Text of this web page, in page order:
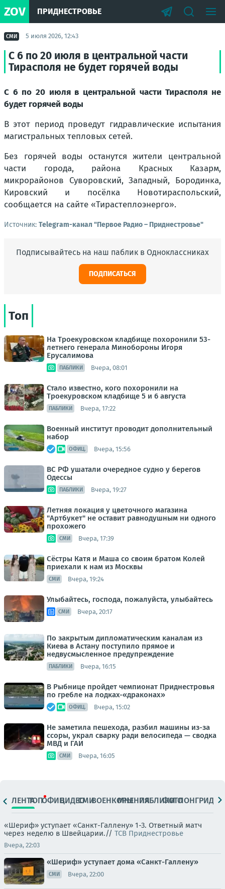
ZOV ПРИДНЕСТРОВЬЕ
СМИ 5 июля 2026, 12:43
С 6 по 20 июля в центральной части
Тирасполя не будет горячей воды
С 6 по 20 июля в центральной части Тирасполя не
будет горячей воды
В этот период проведут гидравлические испытания
магистральных тепловых сетей.
Без горячей воды останутся жители центральной
части города, района Красных Казарм,
микрорайонов Суворовский, Западный, Бородинка,
Кировский и посёлка Новотираспольский,
сообщается на сайте «Тирастеплоэнерго».
Источник: Telegram-канал "Первое Радио – Приднестровье"
Подписывайтесь на наш паблик в Одноклассниках
ПОДПИСАТЬСЯ
Топ
На Троекуровском кладбище похоронили 53-
летнего генерала Минобороны Игоря
Ерусалимова
ПАБЛИКИ Вчера, 08:01
Стало известно, кого похоронили на
Троекуровском кладбище 5 и 6 августа
ПАБЛИКИ Вчера, 17:22
Военный институт проводит дополнительный
набор
ОФИЦ. Вчера, 15:56
ВС РФ ушатали очередное судно у берегов
Одессы
ПАБЛИКИ Вчера, 19:27
Летняя локация у цветочного магазина
"Артбукет" не оставит равнодушным ни одного
прохожего
СМИ Вчера, 17:39
Сёстры Катя и Маша со своим братом Колей
приехали к нам из Москвы
СМИ Вчера, 19:24
Улыбайтесь, господа, пожалуйста, улыбайтесь
СМИ Вчера, 20:17
По закрытым дипломатическим каналам из
Киева в Астану поступило прямое и
недвусмысленное предупреждение
ПАБЛИКИ Вчера, 16:15
В Рыбнице пройдет чемпионат Приднестровья
по гребле на лодках-«драконах»
ОФИЦ. Вчера, 15:02
Не заметила пешехода, разбил машины из-за
ссоры, украл сварку ради велосипеда — сводка
МВД и ГАИ
СМИ Вчера, 16:05
ЛЕНТАТОПОФИЦ.ВИДЕОСМИВОЕНКОРЫМНЕНИЯПАБЛИКИ
ФОТОЛОНГРИДЫ
«Шериф» уступает «Санкт-Галлену» 1-3. Ответный матч
через неделю в Швейцарии.// ТСВ Приднестровье
Вчера, 22:03
«Шериф» уступает дома «Санкт-Галлену»
СМИ Вчера, 22:00